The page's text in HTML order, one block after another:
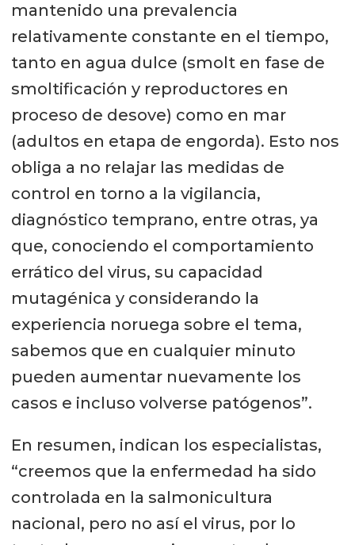
mantenido una prevalencia
relativamente constante en el tiempo,
tanto en agua dulce (smolt en fase de
smoltificación y reproductores en
proceso de desove) como en mar
(adultos en etapa de engorda). Esto nos
obliga a no relajar las medidas de
control en torno a la vigilancia,
diagnóstico temprano, entre otras, ya
que, conociendo el comportamiento
errático del virus, su capacidad
mutagénica y considerando la
experiencia noruega sobre el tema,
sabemos que en cualquier minuto
pueden aumentar nuevamente los
casos e incluso volverse patógenos”.
En resumen, indican los especialistas,
“creemos que la enfermedad ha sido
controlada en la salmonicultura
nacional, pero no así el virus, por lo